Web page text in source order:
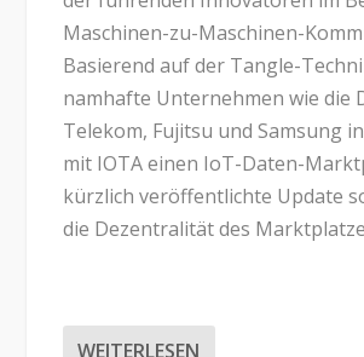
Maschinen-zu-Maschinen-
Basierend auf der Tangle-
namhafte Unternehmen wie die
Telekom, Fujitsu und Samsung
mit IOTA einen IoT-Daten-
kürzlich veröffentlichte Update
die Dezentralität des
WEITERLESEN